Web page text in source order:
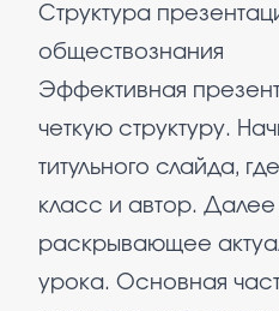
Структура
обществознания
Эффективная
четкую структуру.
титульного слайда,
класс и автор. Далее
раскрывающее
урока. Основная